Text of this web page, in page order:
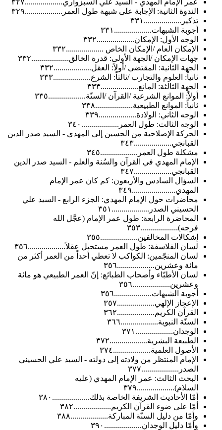
عمر الإمام المهدي - السيد علي السبزواري...................٣٢٧
الندوة الثانية: الإجابة على شبهة طول العمر...................٣٢٩
تذكير...................٣٣١
أجوبة الشبهات...................٣٣١
الوجه الأول: الإمكان...................٣٣٢
الإمكان العام /الإمكان الخاص ...................٣٣٢
جهات الإمكان /الجهة الأولى: قدرة الخالق...................٣٣٢
الجهة الثانية: المقتضي /أولاً: العقل...................٣٣٢
ثانياً: العلوم والتجارب /ثالثاً: الشرع...................٣٣٣
الجهة الثالثة: المانع...................٣٣٣
أولاً: الموانع الشرعية /القرآن /السنّة...................٣٣٥
ثانياً: الموانع الطبيعية...................٣٣٨
الوجه الثاني: الولادة...................٣٣٩
الوجه الثالث: طول العمر...................٣٤٠
الحركة الإصلاحية من الحسين إلى المهدي - السيد صدر الدين
القبانجي...................٣٤٣
مشكلة طول العمر...................٣٤٥
الإمام المهدي في القرآن والسُنة والعلم - السيد صدر الدين
القبانجي...................٣٤٧
السؤال السادس والأربعون: كم كان عمر الإمام
المهدي......................٣٤٩
محاضرات حول الإمام المهدي: الجزء الرابع - السيد علي
الحسيني الصدر...................٣٥١
المحاضرة الرابعة: طول عمر الإمام (عجَّل الله
فرجه)...................٣٥٣
إشكالات المخالفين...................٣٥٥
لسان الفلاسفة: طول العمر مستحيل عقلاً...................٣٥٦
لسان المنجّمين: الكواكب لا تعطي أحداً من العمر أكثر من
مائة وعشرين...................٣٥٦
لسان الأطبّاء وأصحاب الطبائع: إنّ العمر الطبيعي هو مائة
وعشرين...................٣٥٦
أجوبة الشبهات...................٣٥٦
الإعجاز الإلهي...................٣٥٧
القرآن الكريم...................٣٦٢
السنّة النبوية...................٣٦٦
الوجدان...................٣٧١
الطبيعة البشرية...................٣٧٢
الأصول العلمية...................٣٧٤
الإمام المنتظر من ولادته إلى دولته - السيد علي الحسيني
الصدر...................٣٧٧
البحث الثالث: عمر الإمام المهدي (عليه
السلام)...................٣٧٩
أمّا الأحاديث الشريفة الخاصة بذلك...................٣٨٠
أمّا على ضوء القرآن الكريم...................٣٨٢
وأمّا من دليل السنّة المباركة...................٣٨٨
وأمّا دليل الوجدان...................٣٩٠